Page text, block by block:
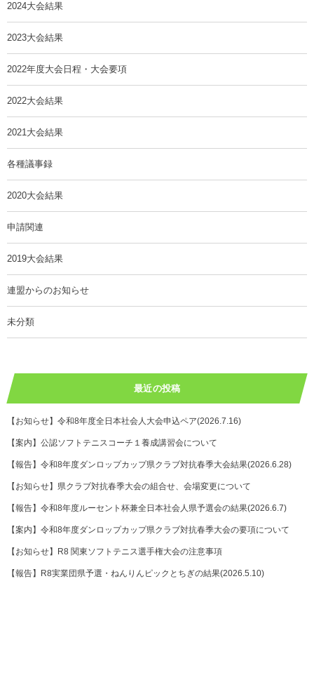
2024大会結果
2023大会結果
2022年度大会日程・大会要項
2022大会結果
2021大会結果
各種議事録
2020大会結果
申請関連
2019大会結果
連盟からのお知らせ
未分類
最近の投稿
【お知らせ】令和8年度全日本社会人大会申込ペア(2026.7.16)
【案内】公認ソフトテニスコーチ１養成講習会について
【報告】令和8年度ダンロップカップ県クラブ対抗春季大会結果(2026.6.28)
【お知らせ】県クラブ対抗春季大会の組合せ、会場変更について
【報告】令和8年度ルーセント杯兼全日本社会人県予選会の結果(2026.6.7)
【案内】令和8年度ダンロップカップ県クラブ対抗春季大会の要項について
【お知らせ】R8 関東ソフトテニス選手権大会の注意事項
【報告】R8実業団県予選・ねんりんピックとちぎの結果(2026.5.10)